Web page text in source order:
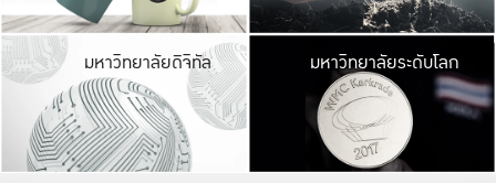
มหาวิทยาลัยดิจิทัล มหาวิ
เปลี่ยนแปลง แล
เพื่อทำง
ระบบสารสนเทศ
มหาวิทยาลัยระดับโลก